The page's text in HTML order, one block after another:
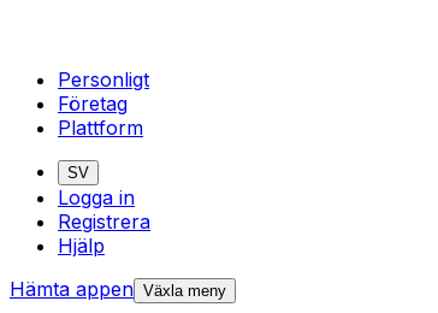
Personligt
Företag
Plattform
SV
Logga in
Registrera
Hjälp
Hämta appen Växla meny